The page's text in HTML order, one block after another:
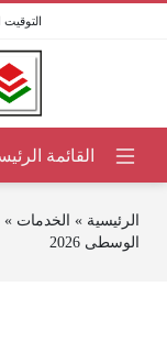
الرئيسية » الخدمات »
الوسطى 2026